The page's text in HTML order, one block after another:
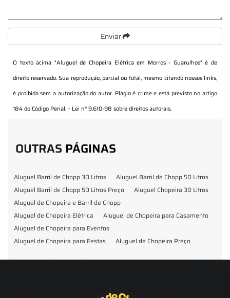
Enviar
O texto acima "Aluguel de Chopeira Elétrica em Morros - Guarulhos" é de
direito reservado. Sua reprodução, parcial ou total, mesmo citando nossos links,
é proibida sem a autorização do autor. Plágio é crime e está previsto no artigo
184 do Código Penal. – Lei n° 9.610-98 sobre direitos autorais.
OUTRAS PÁGINAS
Aluguel Barril de Chopp 30 Litros
Aluguel Barril de Chopp 50 Litros
Aluguel Barril de Chopp 50 Litros Preço
Aluguel Chopeira 30 Litros
Aluguel de Chopeira e Barril de Chopp
Aluguel de Chopeira Elétrica
Aluguel de Chopeira para Casamento
Aluguel de Chopeira para Eventos
Aluguel de Chopeira para Festas
Aluguel de Chopeira Preço
Chopp Festas e Eventos